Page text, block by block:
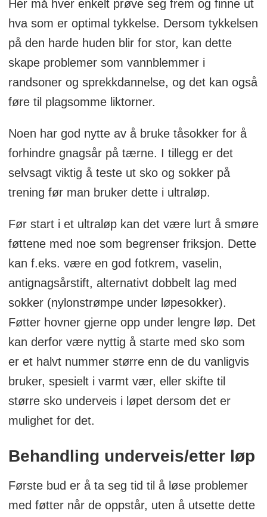
Her må hver enkelt prøve seg frem og finne ut
hva som er optimal tykkelse. Dersom tykkelsen
på den harde huden blir for stor, kan dette
skape problemer som vannblemmer i
randsoner og sprekkdannelse, og det kan også
føre til plagsomme liktorner.
Noen har god nytte av å bruke tåsokker for å
forhindre gnagsår på tærne. I tillegg er det
selvsagt viktig å teste ut sko og sokker på
trening før man bruker dette i ultraløp.
Før start i et ultraløp kan det være lurt å smøre
føttene med noe som begrenser friksjon. Dette
kan f.eks. være en god fotkrem, vaselin,
antignagsårstift, alternativt dobbelt lag med
sokker (nylonstrømpe under løpesokker).
Føtter hovner gjerne opp under lengre løp. Det
kan derfor være nyttig å starte med sko som
er et halvt nummer større enn de du vanligvis
bruker, spesielt i varmt vær, eller skifte til
større sko underveis i løpet dersom det er
mulighet for det.
Behandling underveis/etter løp
Første bud er å ta seg tid til å løse problemer
med føtter når de oppstår, uten å utsette dette